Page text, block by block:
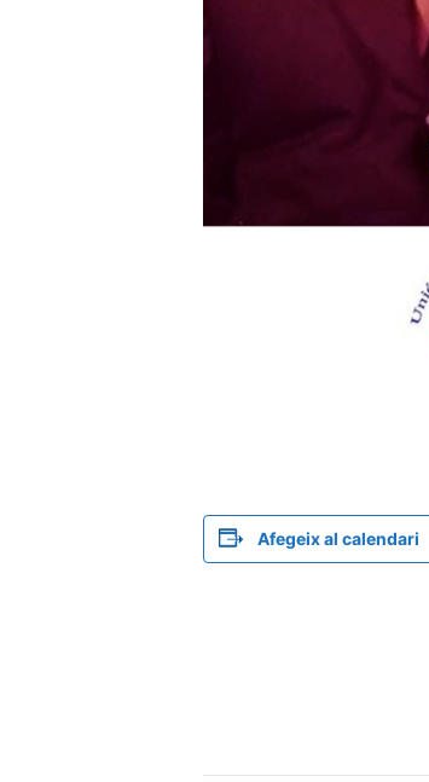
Afegeix al calendari